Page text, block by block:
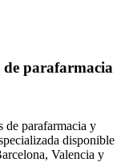
parafarmacia
de parafarmacia y
disponible
Valencia y